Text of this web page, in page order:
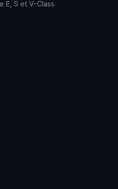
E, S et V-Class.